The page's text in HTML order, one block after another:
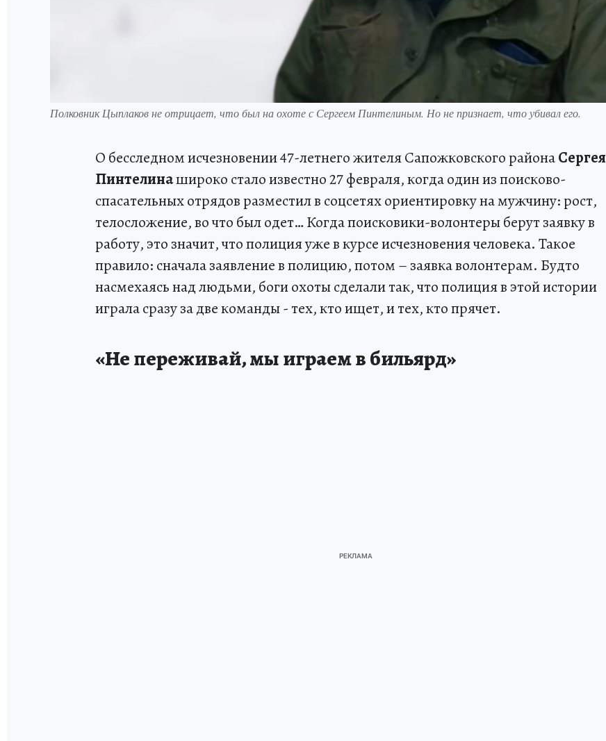
Полковник Цыплаков не отрицает, что был на охоте с Сергеем Пинтелиным. Но не признает, что убивал его.
О бесследном исчезновении 47-летнего жителя Сапожковского районаСергея
Пинтелинашироко стало известно 27 февраля, когда один из поисково-
спасательных отрядов разместил в соцсетях ориентировку на мужчину: рост,
телосложение, во что был одет… Когда поисковики-волонтеры берут заявку в
работу, это значит, что полиция уже в курсе исчезновения человека. Такое
правило: сначала заявление в полицию, потом – заявка волонтерам. Будто
насмехаясь над людьми, боги охоты сделали так, что полиция в этой истории
играла сразу за две команды - тех, кто ищет, и тех, кто прячет.
«Не переживай, мы играем в бильярд»